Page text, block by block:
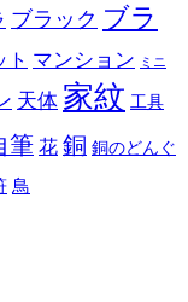
ブラック ブラ
ト マンション ミニ
天体 家紋 工具
筆 花 銅 銅のどんぐ
鳥